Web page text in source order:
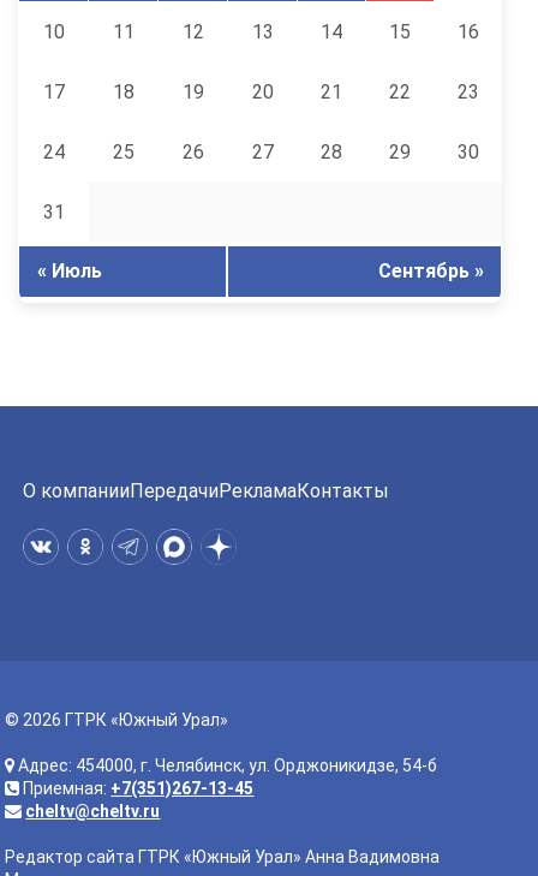
10 11 12 13 14 15 16
17 18 19 20 21 22 23
24 25 26 27 28 29 30
31
« Июль Сентябрь »
О компанииПередачиРекламаКонтакты
© 2026 ГТРК «Южный Урал»
Адрес: 454000, г. Челябинск, ул. Орджоникидзе, 54-б
Приемная: +7(351)267-13-45
cheltv@cheltv.ru
Редактор сайта ГТРК «Южный Урал» Анна Вадимовна